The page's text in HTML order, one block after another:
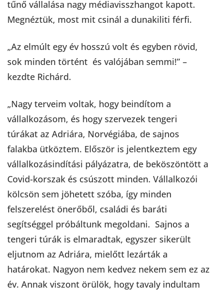
tűnő vállalása nagy médiavisszhangot kapott.
Megnéztük, most mit csinál a dunakiliti férfi.
„Az elmúlt egy év hosszú volt és egyben rövid,
sok minden történt és valójában semmi!” –
kezdte Richárd.
„Nagy terveim voltak, hogy beindítom a
vállalkozásom, és hogy szervezek tengeri
túrákat az Adriára, Norvégiába, de sajnos
falakba ütköztem. Először is jelentkeztem egy
vállalkozásindítási pályázatra, de beköszöntött a
Covid-korszak és csúszott minden. Vállalkozói
kölcsön sem jöhetett szóba, így minden
felszerelést önerőből, családi és baráti
segítséggel próbáltunk megoldani. Sajnos a
tengeri túrák is elmaradtak, egyszer sikerült
eljutnom az Adriára, mielőtt lezárták a
határokat. Nagyon nem kedvez nekem sem ez az
év. Annak viszont örülök, hogy tavaly indultam